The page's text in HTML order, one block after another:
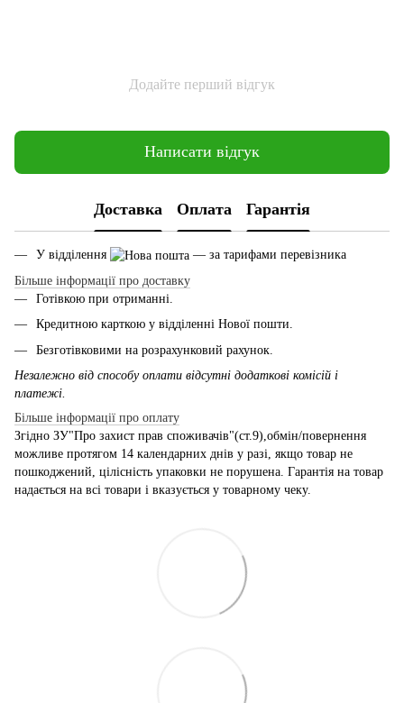
Додайте перший відгук
Написати відгук
Доставка Оплата Гарантія
У відділення
— за тарифами перевізника
Більше інформації про доставку
Готівкою при отриманні.
Кредитною карткою у відділенні Нової пошти.
Безготівковими на розрахунковий рахунок.
Незалежно від способу оплати відсутні додаткові комісій і
платежі.
Більше інформації про оплату
Згідно ЗУ"Про захист прав споживачів"(ст.9),обмін/повернення
можливе протягом 14 календарних днів у разі, якщо товар не
пошкоджений, цілісність упаковки не порушена. Гарантія на товар
надається на всі товари і вказується у товарному чеку.